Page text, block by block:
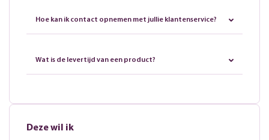
Hoe kan ik contact opnemen met jullie klantenservice?
Wat is de levertijd van een product?
Deze wil ik